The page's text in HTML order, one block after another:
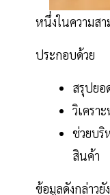
หนึ่งในความส
ประกอบด้วย
สรุปยอ
วิเครา
ช่วยบริ
สินค้า
ข้อมูลดังกล่าว